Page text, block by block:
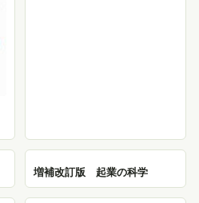
増補改訂版 起業の科学